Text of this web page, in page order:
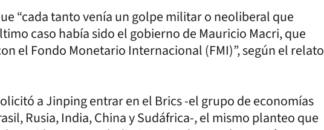
“cada tanto venía un golpe militar o neoliberal que
caso había sido el gobierno de Mauricio Macri, que
el Fondo Monetario Internacional (FMI)”, según el relato
a Jinping entrar en el Brics -el grupo de economías
Rusia, India, China y Sudáfrica-, el mismo planteo que